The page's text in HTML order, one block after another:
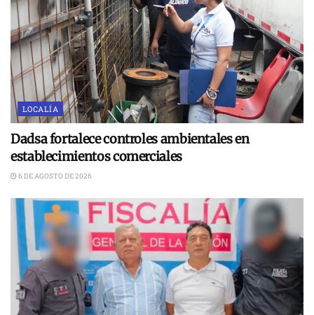
LOCALÍA
Dadsa fortalece controles ambientales en
establecimientos comerciales
6 DE AGOSTO DE 2026